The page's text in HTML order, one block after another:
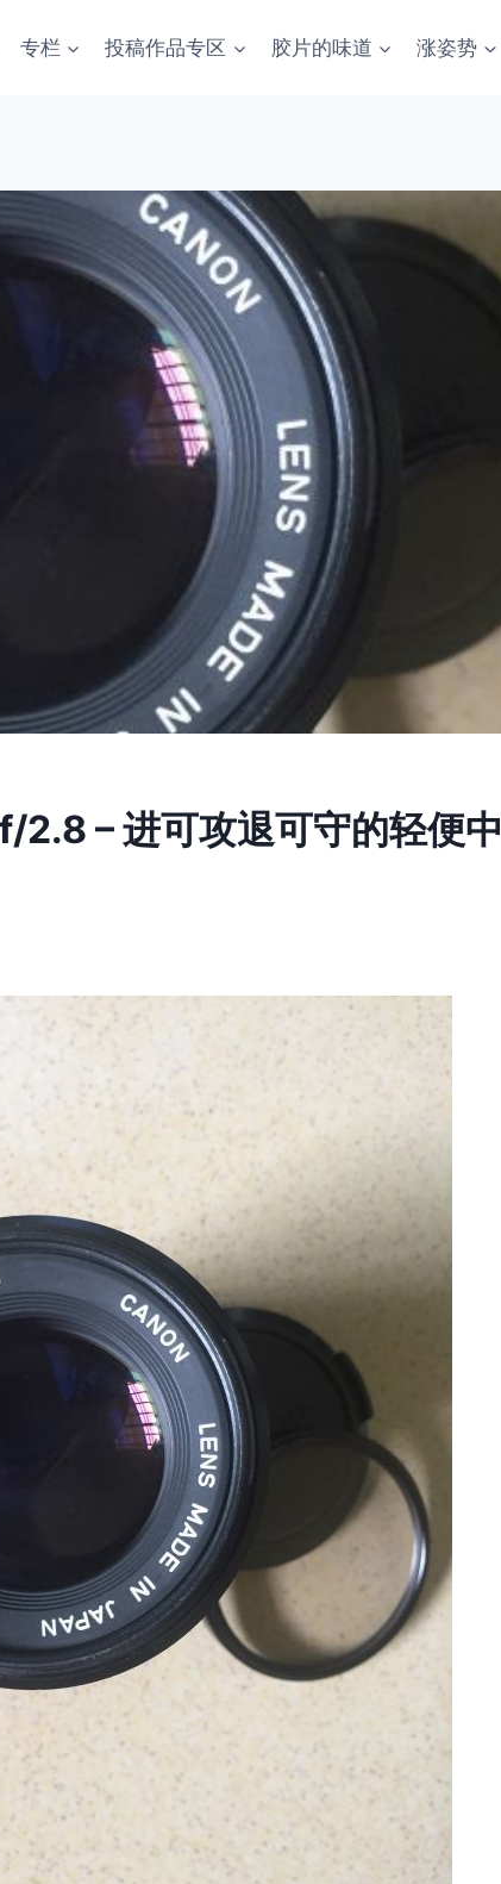
专栏 投稿作品专区 胶片的味道 涨姿势
– 进可攻退可守的轻便中